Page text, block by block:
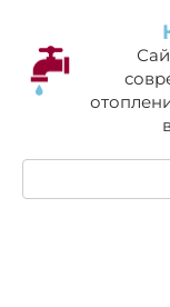
контенту
Поиск: